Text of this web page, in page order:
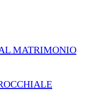
MATRIMONIO